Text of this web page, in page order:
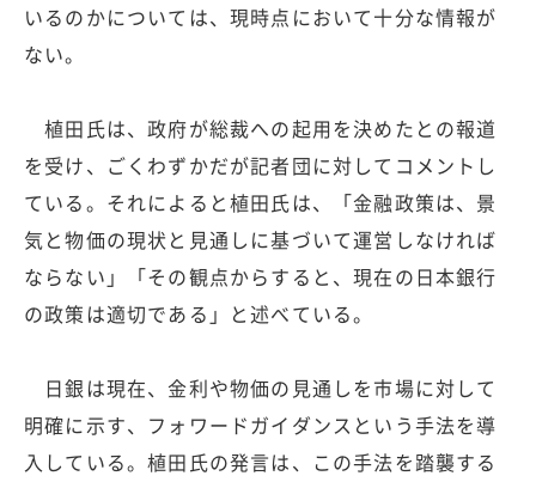
いるのかについては、現時点において十分な情報が
ない。
植田氏は、政府が総裁への起用を決めたとの報道
を受け、ごくわずかだが記者団に対してコメントし
ている。それによると植田氏は、「金融政策は、景
気と物価の現状と見通しに基づいて運営しなければ
ならない」「その観点からすると、現在の日本銀行
の政策は適切である」と述べている。
日銀は現在、金利や物価の見通しを市場に対して
明確に示す、フォワードガイダンスという手法を導
入している。植田氏の発言は、この手法を踏襲する